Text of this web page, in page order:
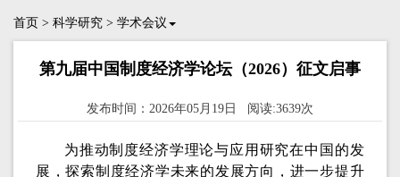
首页 > 科学研究 > 学术会议
第九届中国制度经济学论坛（2026）征文启事
发布时间：2026年05月19日 阅读:3639次
为推动制度经济学理论与应用研究在中国的发
展，探索制度经济学未来的发展方向，进一步提升